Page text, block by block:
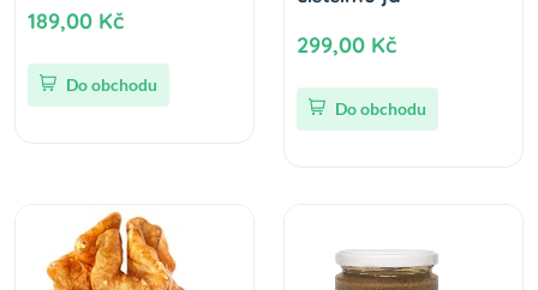
189,00 Kč
Do obchodu
299,00 Kč
Do obchodu